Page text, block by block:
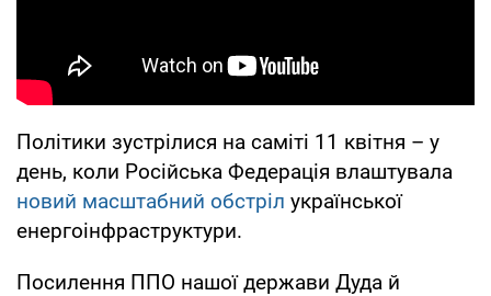
Політики зустрілися на саміті 11 квітня – у
день, коли Російська Федерація влаштувала
новий масштабний обстріл української
енергоінфраструктури.
Посилення ППО нашої держави Дуда й